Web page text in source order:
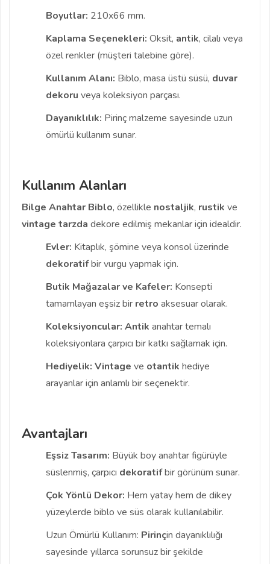
Boyutlar: 210x66 mm.
Kaplama Seçenekleri: Oksit, antik, cilalı veya
özel renkler (müşteri talebine göre).
Kullanım Alanı: Biblo, masa üstü süsü, duvar
dekoru veya koleksiyon parçası.
Dayanıklılık: Pirinç malzeme sayesinde uzun
ömürlü kullanım sunar.
Kullanım Alanları
Bilge Anahtar Biblo, özellikle nostaljik, rustik ve
vintage tarzda dekore edilmiş mekanlar için idealdir.
Evler: Kitaplık, şömine veya konsol üzerinde
dekoratifbir vurgu yapmak için.
Butik Mağazalar ve Kafeler: Konsepti
tamamlayan eşsiz bir retro aksesuar olarak.
Koleksiyoncular: Antik anahtar temalı
koleksiyonlara çarpıcı bir katkı sağlamak için.
Hediyelik: Vintage ve otantik hediye
arayanlar için anlamlı bir seçenektir.
Avantajları
Eşsiz Tasarım: Büyük boy anahtar figürüyle
süslenmiş, çarpıcı dekoratifbir görünüm sunar.
Çok Yönlü Dekor: Hem yatay hem de dikey
yüzeylerde biblo ve süs olarak kullanılabilir.
Uzun Ömürlü Kullanım: Pirinçin dayanıklılığı
sayesinde yıllarca sorunsuz bir şekilde